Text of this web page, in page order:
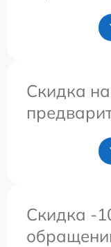
Скидка
Скидка -